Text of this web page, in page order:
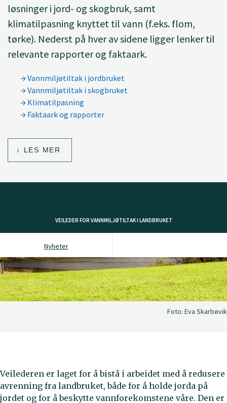
løsninger i jord- og skogbruk, samt
klimatilpasning knyttet til vann (f.eks. flom,
tørke). Nederst på hver av sidene ligger lenker til
relevante rapporter og faktaark.
Vannmiljøtiltak i jordbruket
Vannmiljøtiltak i skogbruket
Klimatilpasning
Faktaark og rapporter
LES MER
VEILEDER FOR VANNMILJØTILTAK I LANDBRUKET
Nyheter
Foto: Eva Skarbøvik
Veilederen er laget for å bistå i arbeidet med å redusere
avrenning fra landbruket, både for å holde jorda på
jordet og for å beskytte vannforekomstene våre. Den er